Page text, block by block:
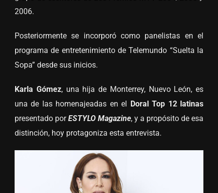
2006.
Posteriormente se incorporó como panelistas en el
programa de entretenimiento de Telemundo “Suelta la
Sopa” desde sus inicios.
Karla Gómez, una hija de Monterrey, Nuevo León, es
una de las homenajeadas en el Doral Top 12 latinas
presentado porESTYLO Magazine, y a propósito de esa
distinción, hoy protagoniza esta entrevista.